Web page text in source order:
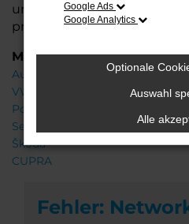
uns, Ihnen den perfekten
präsentieren!
Marken
Audi
VW
Porsche
Seat
Škoda
CUPRA
Fehler:
Google Ads
Google Analytics
Optionale
Auswahl
Alle